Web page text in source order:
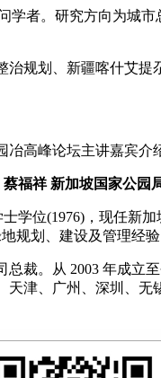
。研究方向为城
划、新疆喀什艾提
蔡福祥 新加坡国家公园
位(1976)，现任新
规划、建设及管理经验
。从 2003 年成立
津、广州、深圳、